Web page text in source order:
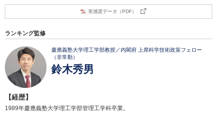
実感度データ（PDF）
ランキング監修
慶應義塾大学理工学部教授／内閣府 上席科学技術政策フェロー
（非常勤）
鈴木秀男
【経歴】
1989年慶應義塾大学理工学部管理工学科卒業。